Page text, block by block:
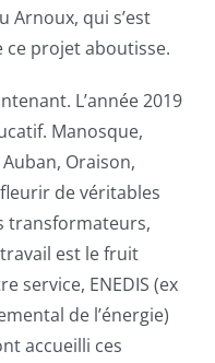
Arnoux, qui s’est
projet aboutisse.
L’année 2019
Manosque,
Oraison,
de véritables
transformateurs,
est le fruit
service, ENEDIS (ex
de l’énergie)
accueilli ces